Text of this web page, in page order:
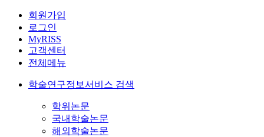
회원가입
로그인
MyRISS
고객센터
전체메뉴
학술연구정보서비스 검색
학위논문
국내학술논문
해외학술논문